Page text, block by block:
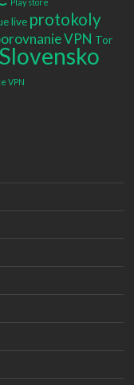
Play store
live protokoly
VPN Tor
VPN